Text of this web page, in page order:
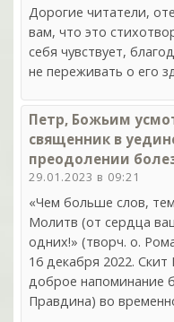
Дорогие читатели,
вам, что это
себя чувствует,
не переживать о его
Петр, Божьим
священник в
преодолении
29.01.2023 в 09:21
«Чем больше слов,
Молитв (от сердца
одних!» (творч. о.
16 декабря 2022.
доброе
Правдина) во